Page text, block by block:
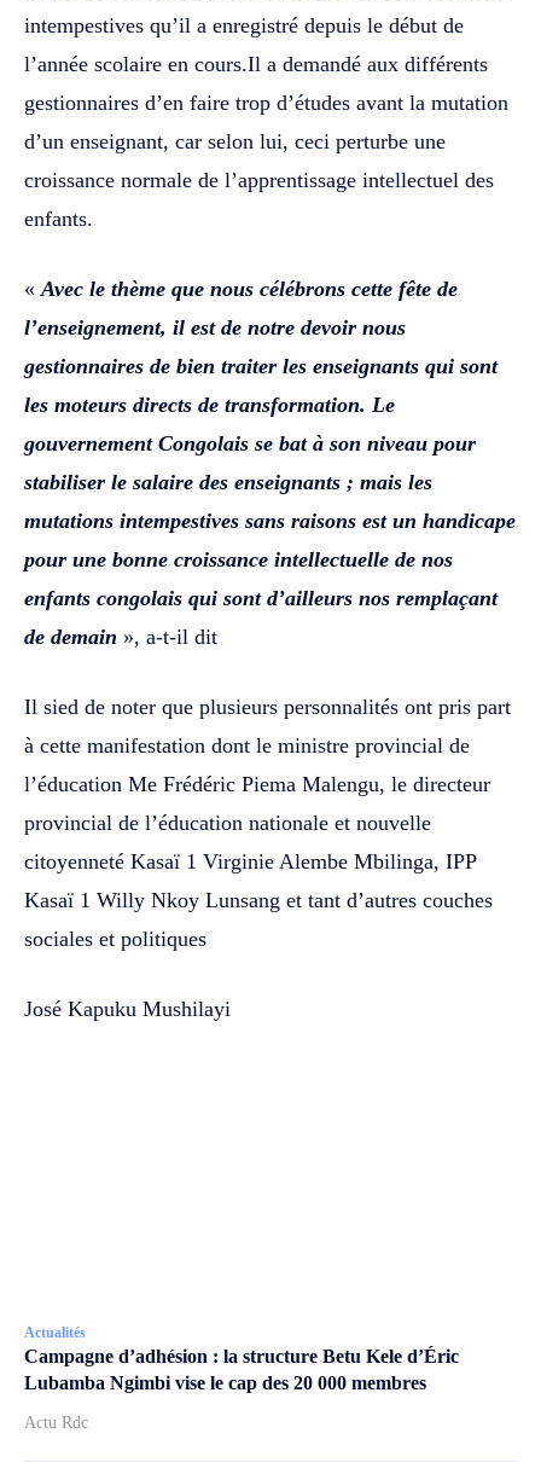
intempestives qu’il a enregistré depuis le début de
l’année scolaire en cours.Il a demandé aux différents
gestionnaires d’en faire trop d’études avant la mutation
d’un enseignant, car selon lui, ceci perturbe une
croissance normale de l’apprentissage intellectuel des
enfants.
« Avec le thème que nous célébrons cette fête de
l’enseignement, il est de notre devoir nous
gestionnaires de bien traiter les enseignants qui sont
les moteurs directs de transformation. Le
gouvernement Congolais se bat à son niveau pour
stabiliser le salaire des enseignants ; mais les
mutations intempestives sans raisons est un handicape
pour une bonne croissance intellectuelle de nos
enfants congolais qui sont d’ailleurs nos remplaçant
de demain », a-t-il dit
Il sied de noter que plusieurs personnalités ont pris part
à cette manifestation dont le ministre provincial de
l’éducation Me Frédéric Piema Malengu, le directeur
provincial de l’éducation nationale et nouvelle
citoyenneté Kasaï 1 Virginie Alembe Mbilinga, IPP
Kasaï 1 Willy Nkoy Lunsang et tant d’autres couches
sociales et politiques
José Kapuku Mushilayi
Actualités
Campagne d’adhésion : la structure Betu Kele d’Éric
Lubamba Ngimbi vise le cap des 20 000 membres
Actu Rdc